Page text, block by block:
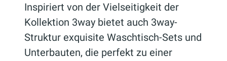
Inspiriert von der Vielseitigkeit der
Kollektion 3way bietet auch 3way-
Struktur exquisite Waschtisch-Sets und
Unterbauten, die perfekt zu einer